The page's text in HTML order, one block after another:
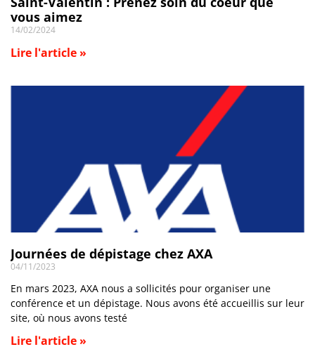
vous aimez
14/02/2024
Lire l'article »
Journées de dépistage chez AXA
04/11/2023
En mars 2023, AXA nous a sollicités pour organiser une
conférence et un dépistage. Nous avons été accueillis sur leur
site, où nous avons testé
Lire l'article »